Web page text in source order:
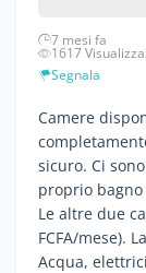
7 mesi fa
1617
Segnala
Camere
sicuro. Ci
proprio bagno
Le altre due
FCFA/mese).
Acqua,